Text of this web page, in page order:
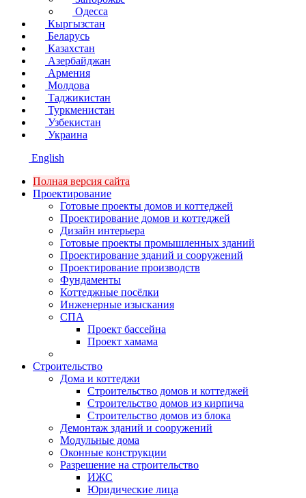
Одесса
Кыргызстан
Беларусь
Казахстан
Азербайджан
Армения
Молдова
Таджикистан
Туркменистан
Узбекистан
Украина
English
Полная версия сайта
Проектирование
Готовые проекты домов и коттеджей
Проектирование домов и коттеджей
Дизайн интерьера
Готовые проекты промышленных зданий
Проектирование зданий и сооружений
Проектирование производств
Фундаменты
Коттеджные посёлки
Инженерные изыскания
СПА
Проект бассейна
Проект хамама
Строительство
Дома и коттеджи
Строительство домов и коттеджей
Строительство домов из кирпича
Строительство домов из блока
Демонтаж зданий и сооружений
Модульные дома
Оконные конструкции
Разрешение на строительство
ИЖС
Юридические лица